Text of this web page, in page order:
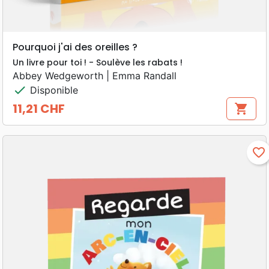
Pourquoi j'ai des oreilles ?
Un livre pour toi ! - Soulève les rabats !
Abbey Wedgeworth | Emma Randall
check Disponible
Prix
11,21 CHF shopping_cart
favorite_border